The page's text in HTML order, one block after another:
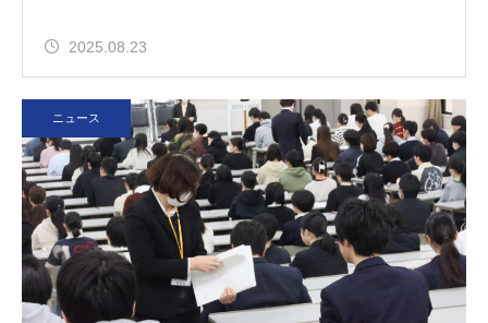
2025.08.23
ニュース